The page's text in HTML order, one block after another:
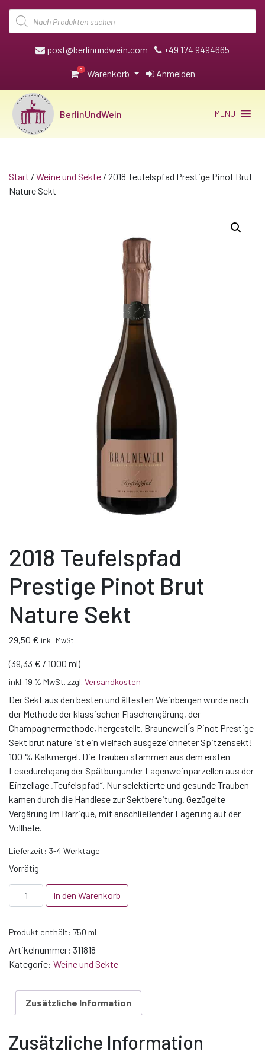
Products
search
post@berlinundwein.com +49 174 9494665
0 Warenkorb Anmelden
BerlinUndWein MENU
Start / Weine und Sekte / 2018 Teufelspfad Prestige Pinot Brut
Nature Sekt
2018 Teufelspfad
Prestige Pinot Brut
Nature Sekt
29,50 € inkl. MwSt
(39,33 € / 1000 ml)
inkl. 19 % MwSt. zzgl. Versandkosten
Der Sekt aus den besten und ältesten Weinbergen wurde nach
der Methode der klassischen Flaschengärung, der
Champagnermethode, hergestellt. Braunewell ́s Pinot Prestige
Sekt brut nature ist ein vielfach ausgezeichneter Spitzensekt!
100 % Kalkmergel. Die Trauben stammen aus dem ersten
Lesedurchgang der Spätburgunder Lagenweinparzellen aus der
Einzellage „Teufelspfad“. Nur selektierte und gesunde Trauben
kamen durch die Handlese zur Sektbereitung. Gezügelte
Vergärung im Barrique, mit anschließender Lagerung auf der
Vollhefe.
Lieferzeit: 3-4 Werktage
Vorrätig
2018
Teufelspfad
Pinot
Brut
Nature
Menge
In den Warenkorb
Produkt enthält: 750 ml
Artikelnummer: 311818
Kategorie: Weine und Sekte
Zusätzliche Information
Zusätzliche Information